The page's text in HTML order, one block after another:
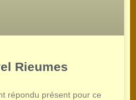
Rieumes
répondu présent pour ce